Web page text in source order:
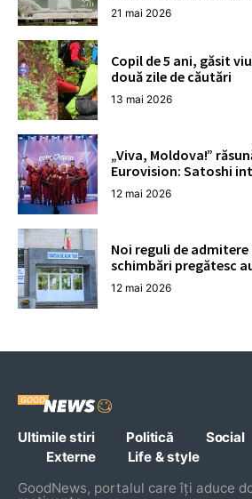
21 mai 2026
Copil de 5 ani, găsit
două zile de căutări
13 mai 2026
„Viva, Moldova!”
Eurovision: Satoshi
12 mai 2026
Noi reguli de
schimbări pregătesc
12 mai 2026
Ultimile stiri Politică Social
Externe
Life & style
GoodNews, portalul care îți aduce